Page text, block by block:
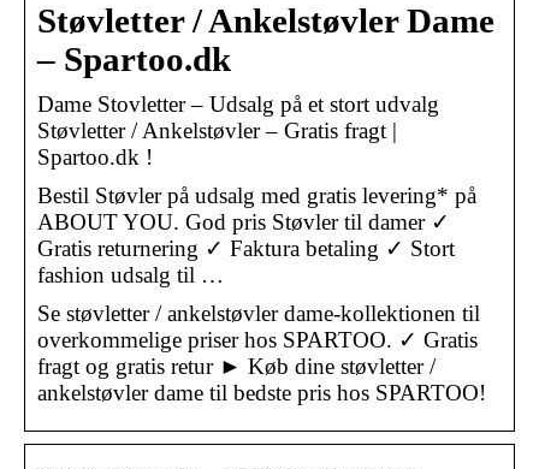
Støvletter / Ankelstøvler Dame
– Spartoo.dk
Dame Stovletter – Udsalg på et stort udvalg
Støvletter / Ankelstøvler – Gratis fragt |
Spartoo.dk !
Bestil Støvler på udsalg med gratis levering* på
ABOUT YOU. God pris Støvler til damer ✓
Gratis returnering ✓ Faktura betaling ✓ Stort
fashion udsalg til …
Se støvletter / ankelstøvler dame-kollektionen til
overkommelige priser hos SPARTOO. ✓ Gratis
fragt og gratis retur ► Køb dine støvletter /
ankelstøvler dame til bedste pris hos SPARTOO!